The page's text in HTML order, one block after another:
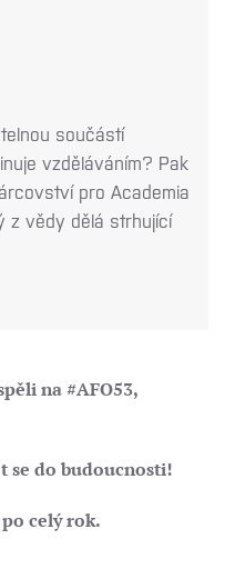
součástí
vzděláváním? Pak
pro Academia
z vědy dělá strhující
na #AFO53,
se do budoucnosti!
celý rok.